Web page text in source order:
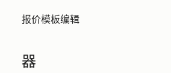
报价模板编辑
器